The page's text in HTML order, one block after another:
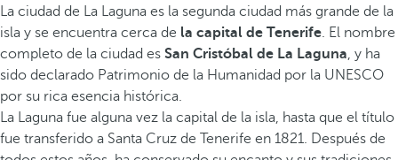
La ciudad de La Laguna es la segunda ciudad más grande de la
isla y se encuentra cerca de la capital de Tenerife. El nombre
completo de la ciudad es San Cristóbal de La Laguna, y ha
sido declarado Patrimonio de la Humanidad por la UNESCO
por su rica esencia histórica.
La Laguna fue alguna vez la capital de la isla, hasta que el título
fue transferido a Santa Cruz de Tenerife en 1821. Después de